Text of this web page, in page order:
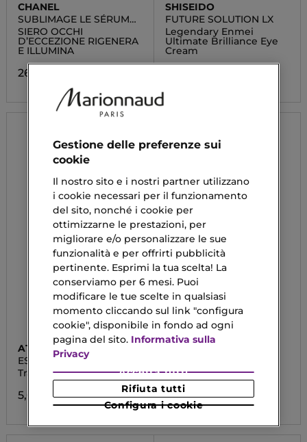
CHANEL
SUBLIMAGE LE SÉRUM
YEUX
SIERO OCCHI
D’ECCEZIONE RIGENERA
E ILLUMINA
262,42 €
SHISEIDO
FUTURE SOLUTION LX
Legendary Enmei
Ultimate Brilliance Eye
Cream
ATELIER DU SOURCIL
ESFOLIANTE 2 IN 1
Trattamento Esfoliante
5,00 €
Full Lash Serum
44,04 €
Gestione delle preferenze sui
cookie
Il nostro sito e i nostri partner utilizzano
i cookie necessari per il funzionamento
del sito, nonché i cookie per
ottimizzarne le prestazioni, per
migliorare e/o personalizzare le sue
funzionalità e per offrirti pubblicità
pertinente. Esprimi la tua scelta! La
conserviamo per 6 mesi. Puoi
modificare le tue scelte in qualsiasi
momento cliccando sul link "configura
cookie", disponibile in fondo ad ogni
pagina del sito. Informativa sulla
Privacy
Configura i cookie
Rifiuta tutti
Accetta tutti